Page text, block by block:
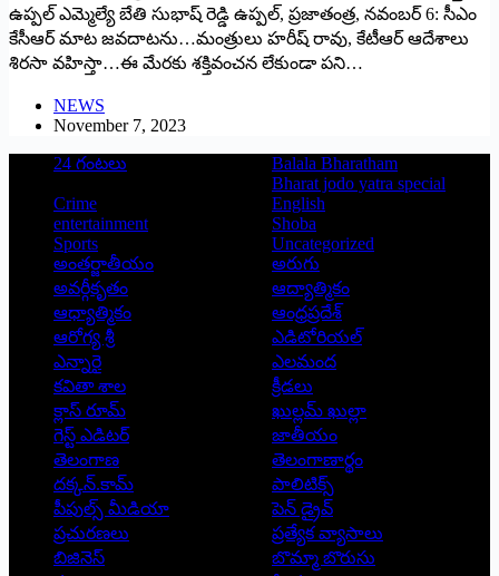
ఉప్పల్ ఎమ్మెల్యే బేతి సుభాష్ రెడ్డి ఉప్పల్, ప్రజాతంత్ర, నవంబర్ 6: సీఎం
కేసీఆర్ మాట జవదాటను…మంత్రులు హరీష్ రావు, కేటీఆర్ ఆదేశాలు
శిరసా వహిస్తా…ఈ మేరకు శక్తివంచన లేకుండా పని…
NEWS
November 7, 2023
24 గంటలు
Balala Bharatham
Bharat jodo yatra special
Crime
English
entertainment
Shoba
Sports
Uncategorized
అంతర్జాతీయం
అరుగు
అవర్గీకృతం
ఆద్యాత్మికం
ఆధ్యాత్మికం
ఆంధ్రప్రదేశ్
ఆరోగ్య శ్రీ
ఎడిటోరియల్
ఎన్నారై
ఎలమంద
కవితా శాల
క్రీడలు
క్లాస్ రూమ్
ఖుల్లమ్ ఖుల్లా
గెస్ట్ ఎడిటర్
జాతీయం
తెలంగాణ
తెలంగాణార్థం
దక్కన్.కామ్
పాలిటిక్స్
పీపుల్స్ ‌మీడియా
పెన్ డ్రైవ్
ప్రచురణలు
ప్రత్యేక వ్యాసాలు
బిజినెస్
బొమ్మా బొరుసు